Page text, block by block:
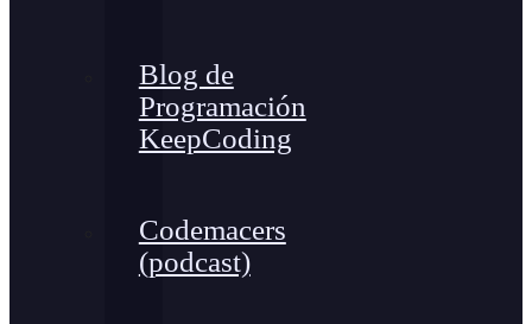
Blog de
Programación
KeepCoding
Codemacers
(podcast)